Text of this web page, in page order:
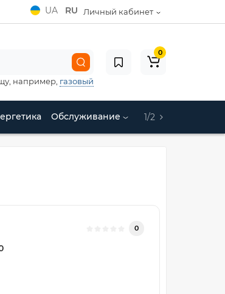
Личный кабинет
UA RU
например, газовый
0
Обслуживание 1/2
0